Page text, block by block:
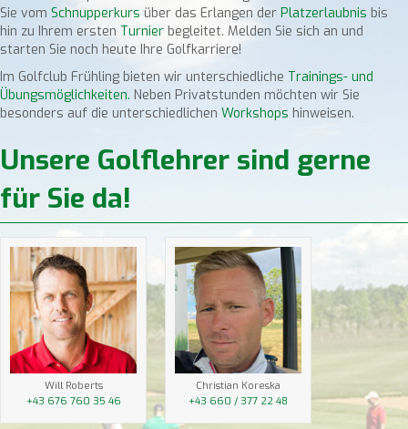
Sie vom Schnupperkurs über das Erlangen der Platzerlaubnis bis
hin zu Ihrem ersten Turnier begleitet. Melden Sie sich an und
starten Sie noch heute Ihre Golfkarriere!
Im Golfclub Frühling bieten wir unterschiedliche Trainings- und
Übungsmöglichkeiten. Neben Privatstunden möchten wir Sie
besonders auf die unterschiedlichen Workshops hinweisen.
Unsere Golflehrer sind gerne
für Sie da!
Will Roberts
+43 676 760 35 46
Christian Koreska
+43 660 / 377 22 48